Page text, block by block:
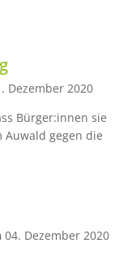
Dezember 2020
Bürger:innen sie
gegen die
04. Dezember 2020